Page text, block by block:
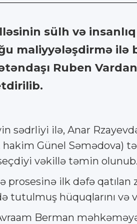
sülh və
ilə
Ruben
sədrliyi ilə, Anar
Günel Səmədova)
vəkillə təmin olunub.
ilk dəfə
tutulmuş hüquqlarını və
Berman